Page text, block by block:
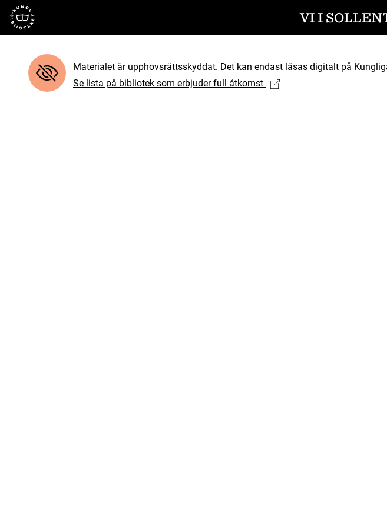
Till startsidan VI I
Materialet är upphovsrättsskyddat. Det kan endast läsas digitalt på
Se lista på bibliotek som erbjuder full åtkomst